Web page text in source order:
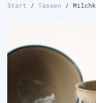
Start / Tassen /